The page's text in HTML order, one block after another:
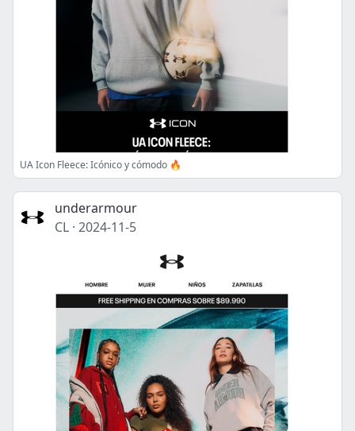
UA Icon Fleece: Icónico y cómodo 🔥
underarmour
CL · 2024-11-5